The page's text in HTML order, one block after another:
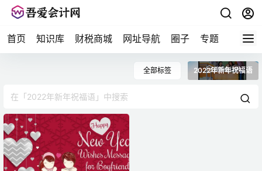
首页 知识库 财税商城 网址导航 圈子 专题 会计问
全部标签 2022年新年祝福语